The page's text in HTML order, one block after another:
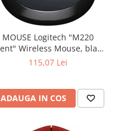
MOUSE Logitech "M220
Wireless Mouse, black
004878" (include timbru115,07 Lei
ADAUGA IN COS